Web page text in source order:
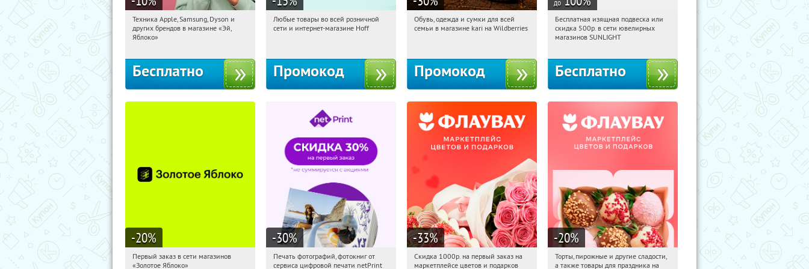
18:35:20
Получи первым!
Багратионовская
Техника Apple, Samsung, Dyson и
других брендов в магазине «Эй,
Яблоко»
Бесплатно
18:35:20 Получили:
Любые товары во всей розничной
сети и интернет-магазине Hoff
Промокод
18:35:20 Получили:
Обувь, одежда и сумки для всей
семьи в магазине kari на Wildberries
Промокод
до
18:35:20 Получили:
Россия
Бесплатная изящная подвеска или
скидка 500р. в сети ювелирных
магазинов SUNLIGHT
Бесплатно
-20%
18:35:20
Получи первым!
Первый заказ в сети магазинов
«Золотое Яблоко»
-30%
18:35:20 Получили:
Печать фотографий, фотокниг от
сервиса цифровой печати netPrint
-33%
18:35:20 Получили:
Скидка 1000р. на первый заказ на
маркетплейсе цветов и подарков
-20%
18:35:20 Получили:
Торты, пирожные и другие сладости,
а также товары для праздника на